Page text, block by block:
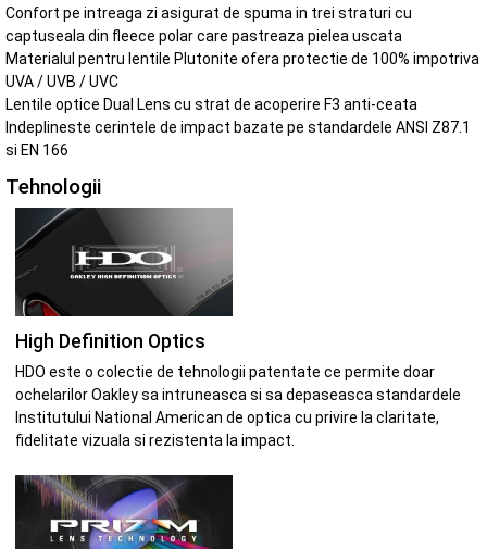
Confort pe intreaga zi asigurat de spuma in trei straturi cu
captuseala din fleece polar care pastreaza pielea uscata
Materialul pentru lentile Plutonite ofera protectie de 100% impotriva
UVA / UVB / UVC
Lentile optice Dual Lens cu strat de acoperire F3 anti-ceata
Indeplineste cerintele de impact bazate pe standardele ANSI Z87.1
si EN 166
Tehnologii
High Definition Optics
HDO este o colectie de tehnologii patentate ce permite doar
ochelarilor Oakley sa intruneasca si sa depaseasca standardele
Institutului National American de optica cu privire la claritate,
fidelitate vizuala si rezistenta la impact.